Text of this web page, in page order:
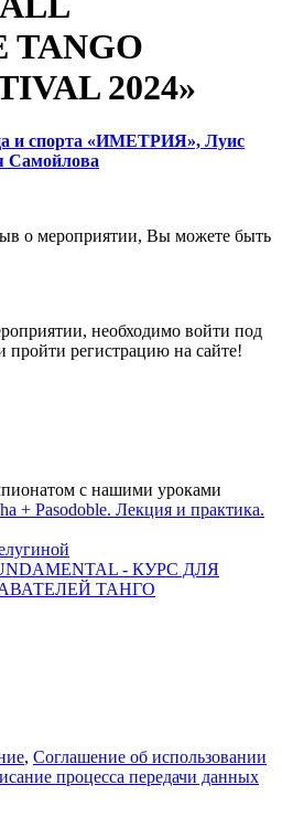
TANGO
2024»
и спорта «ИМЕТРИЯ», Луис
Самойлова
о мероприятии, Вы можете быть
необходимо войти под
пройти регистрацию на сайте!
с нашими уроками
+ Pasodoble. Лекция и практика.
- КУРС ДЛЯ
ТАНГО
, Соглашение об использовании
процесса передачи данных